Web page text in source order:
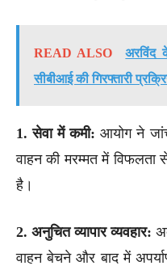
READ ALSO
अरविंद
सीबीआई की गिरफ्तारी
1. सेवा में कमी: आयोग ने
वाहन की मरम्मत में विफलता
है।
2. अनुचित व्यापार व्यवहार:
वाहन बेचने और बाद में